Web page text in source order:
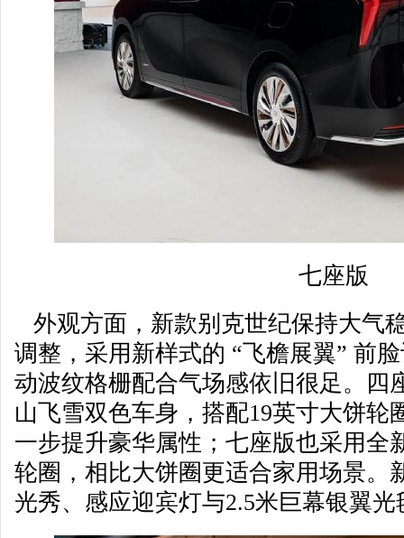
七座版
外观方面，新款别克世纪保持大气
调整，采用新样式的 “飞檐展翼” 前
动波纹格栅配合气场感依旧很足。四
山飞雪双色车身，搭配19英寸大饼轮
一步提升豪华属性；七座版也采用全
轮圈，相比大饼圈更适合家用场景。
光秀、感应迎宾灯与2.5米巨幕银翼光